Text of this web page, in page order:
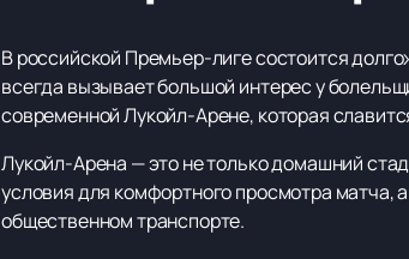
В российской Премьер-лиге состоится
всегда вызывает большой интерес у
современной Лукойл-Арене, которая
Лукойл-Арена — это не только домашний
условия для комфортного просмотра матча,
общественном транспорте.